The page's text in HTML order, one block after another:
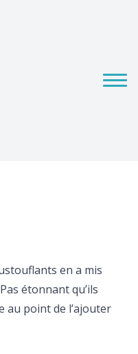
en a mis
étonnant qu’ils
au point de l’ajouter